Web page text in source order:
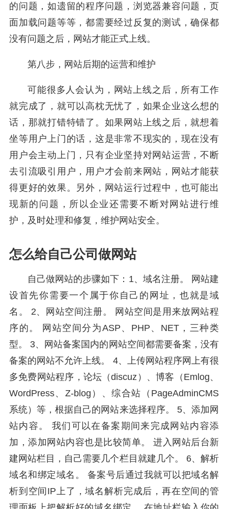
的问题，如遗留的程序问题，浏览器兼容问题，页
面加载问题等等，都需要经过反复的测试，确保都
没有问题之后，网站才能正式上线。
第八步，网站后期的运营和维护
可能很多人会认为，网站上线之后，所有工作
就完成了，就可以高枕无忧了，如果企业这么想的
话，那就打错特错了。如果网站上线之后，就想着
坐等用户上门的话，这是非常不现实的，现在没有
用户会主动上门，只有企业坚持对网站运营，不断
去引流吸引用户，用户才会前来网站，网站才能获
得更好的效果。另外，网站运行过程中，也可能出
现新的问题，所以企业还需要不断对网站进行维
护，及时处理和修复，维护网站安全。
怎么给自己公司做网站
自己做网站的步骤如下：1、域名注册。 网站建
设首先你需要一个属于你自己的网址，也就是域
名。 2、网站空间注册。 网站空间是用来放网站程
序的。 网站空间分为ASP、PHP、NET，三种类
型。 3、网站备案国内的网站空间都需要备案，没有
备案的网站不允许上线。 4、上传网站程序网上有很
多免费网站程序，论坛（discuz）、博客（Emlog、
WordPress、Z-blog）、综合站（PageAdminCMS
系统）等，根据自己的网站来选择程序。 5、添加网
站内容。 我们可以在备案期间来完成网站内容添
加，添加网站内容也是比较简单。 进入网站后台新
建网站栏目，自己需要几个栏目就建几个。 6、解析
域名和绑定域名。 备案号后通过我就可以把域名解
析到空间IP上了，域名解析完成后，再在空间的管